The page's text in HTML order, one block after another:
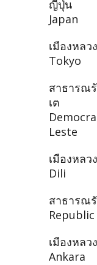
ญี่ปุ่น
Japan
เมืองหลว
Tokyo
สาธารณ
เต
Leste
เมืองหลว
Dili
สาธารณ
เมืองหลว
Ankara